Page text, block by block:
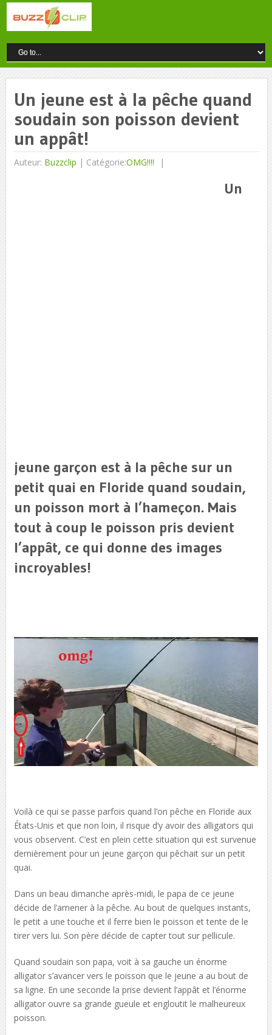
Un jeune est à la pêche quand
soudain son poisson devient
un appât!
Auteur: Buzzclip | Catégorie:OMG!!!!
Un
jeune garçon est à la pêche sur un
petit quai en Floride quand soudain,
un poisson mort à l’hameçon. Mais
tout à coup le poisson pris devient
l’appât, ce qui donne des images
incroyables!
Voilà ce qui se passe parfois quand l’on pêche en Floride aux
États-Unis et que non loin, il risque d’y avoir des alligators qui
vous observent. C’est en plein cette situation qui est survenue
dernièrement pour un jeune garçon qui pêchait sur un petit
quai.
Dans un beau dimanche après-midi, le papa de ce jeune
décide de l’amener à la pêche. Au bout de quelques instants,
le petit a une touche et il ferre bien le poisson et tente de le
tirer vers lui. Son père décide de capter tout sur pellicule.
Quand soudain son papa, voit à sa gauche un énorme
alligator s’avancer vers le poisson que le jeune a au bout de
sa ligne. En une seconde la prise devient l’appât et l’énorme
alligator ouvre sa grande gueule et engloutit le malheureux
poisson.